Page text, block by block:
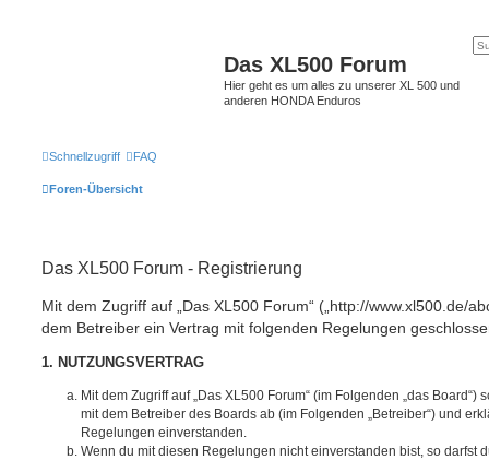
Das XL500 Forum
Hier geht es um alles zu unserer XL 500 und
anderen HONDA Enduros
Schnellzugriff FAQ
Foren-Übersicht
Das XL500 Forum - Registrierung
Mit dem Zugriff auf „Das XL500 Forum“ („http://www.xl500.de/
dem Betreiber ein Vertrag mit folgenden Regelungen
1. NUTZUNGSVERTRAG
Mit dem Zugriff auf „Das XL500 Forum“ (im Folgenden „das
mit dem Betreiber des Boards ab (im Folgenden „Betreiber“) und
Regelungen einverstanden.
Wenn du mit diesen Regelungen nicht einverstanden bist, so darfst